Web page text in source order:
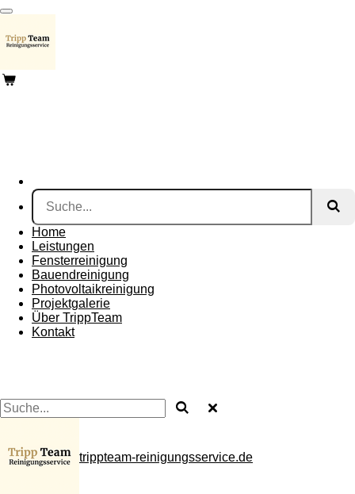
Zum
springen
Home
Leistungen
Fensterreinigung
Bauendreinigung
Photovoltaikreinigung
Projektgalerie
Über TrippTeam
Kontakt
trippteam-reinigungsservice.de